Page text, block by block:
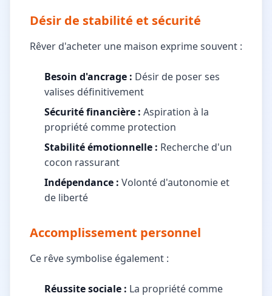
Désir de stabilité et sécurité
Rêver d'acheter une maison exprime souvent :
Besoin d'ancrage : Désir de poser ses
valises définitivement
Sécurité financière : Aspiration à la
propriété comme protection
Stabilité émotionnelle : Recherche d'un
cocon rassurant
Indépendance : Volonté d'autonomie et
de liberté
Accomplissement personnel
Ce rêve symbolise également :
Réussite sociale : La propriété comme